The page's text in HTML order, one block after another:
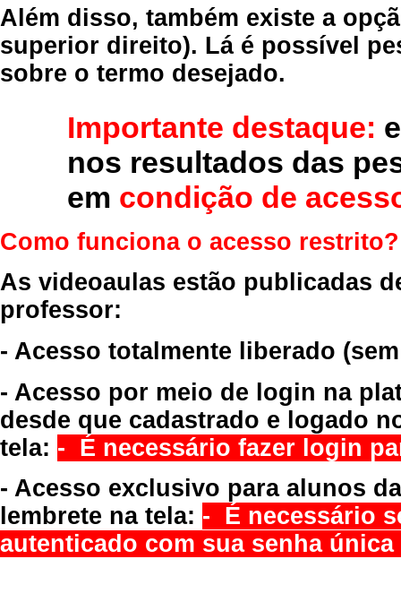
Além disso, também existe a
superior direito). Lá é possível
sobre o termo desejado.
Importante destaque:
nos resultados das
em condição de
Como funciona o acesso restrito?
As videoaulas estão publicadas
professor:
- Acesso totalmente liberado
- Acesso por meio de login na
desde que cadastrado e logado
tela: - É necessário fazer login
- Acesso exclusivo para alunos
lembrete na tela: - É necessário
autenticado com sua senha